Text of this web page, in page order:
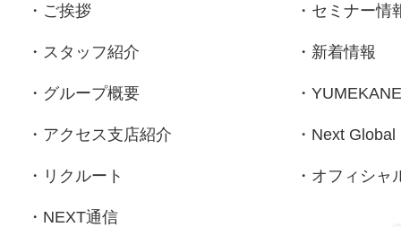
・ ご挨拶
・ スタッフ紹介
・ グループ概要
・ アクセス支店紹介
・ リクルート
・ NEXT通信
・ セミナー情
・ 新着情報
・
・ Next Global
・ オフィシャ